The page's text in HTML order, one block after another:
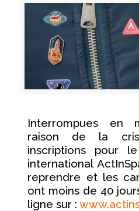
Interrompues en
raison de la
inscriptions pour
international
reprendre et les
ont moins de 40
ligne sur :